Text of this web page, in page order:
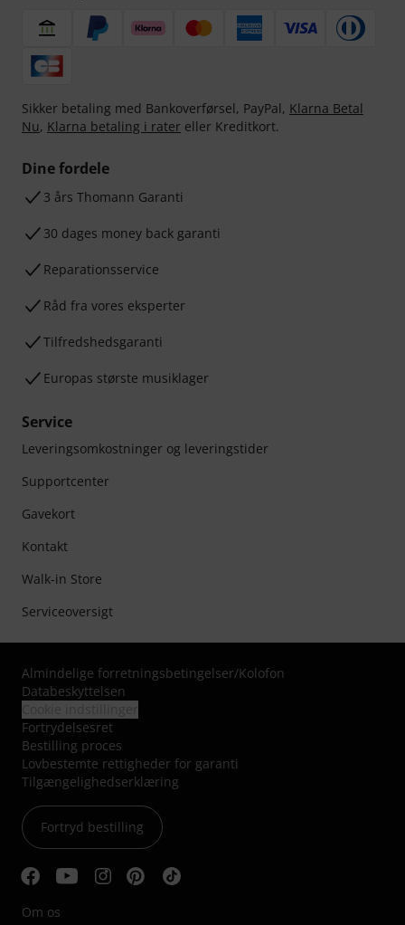
Sikker betaling med Bankoverførsel, PayPal, Klarna Betal
Nu, Klarna betaling i rater eller Kreditkort.
Dine fordele
3 års Thomann Garanti
30 dages money back garanti
Reparationsservice
Råd fra vores eksperter
Tilfredshedsgaranti
Europas største musiklager
Service
Leveringsomkostninger og leveringstider
Supportcenter
Gavekort
Kontakt
Walk-in Store
Serviceoversigt
Almindelige forretningsbetingelser/Kolofon
Databeskyttelsen
Fortrydelsesret
Bestilling proces
Lovbestemte rettigheder for garanti
Tilgængelighedserklæring
Fortryd bestilling
Om os